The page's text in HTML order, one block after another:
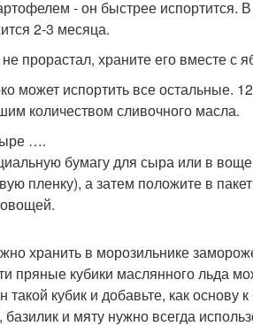
- он быстрее
2-3 месяца.
прорастал, храните его вместе с
может испортить все остальные.
количеством сливочного масла.
….
бумагу для сыра или в
пленку), а затем положите в
хранить в морозильнике
пряные кубики маслянного льда
такой кубик и добавьте, как
базилик и мяту нужно всегда